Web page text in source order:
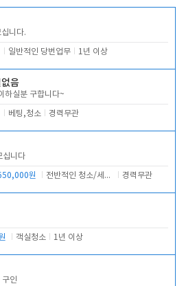
니다.
일반적인 당번업무 1년 이상
음
하실분 구합니다~
베팅,청소 경력무관
십니다
원 전반적인 청소/세탁업무 경력무관
객실청소 1년 이상
인